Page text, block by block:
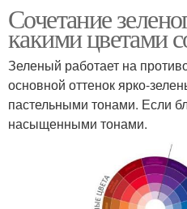
Сочетание
какими цветами
Зеленый работает на
основной оттенок ярко-
пастельными тонами. Если
насыщенными тонами.